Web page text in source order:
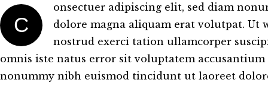
C
onsectuer adipiscing elit, sed diam
dolore magna aliquam erat volutpat. Ut
nostrud exerci tation ullamcorper
omnis iste natus error sit voluptatem
nonummy nibh euismod tincidunt ut laoreet